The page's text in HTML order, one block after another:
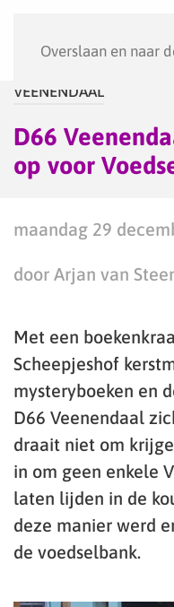
Overslaan en naar
VEENENDAAL
D66
op voor
maandag 29
door Arjan van
Met een
Scheepjeshof
mysteryboeken en
D66 Veenendaal
draait niet om
in om geen enkele
laten lijden in de
deze manier werd
de voedselbank.